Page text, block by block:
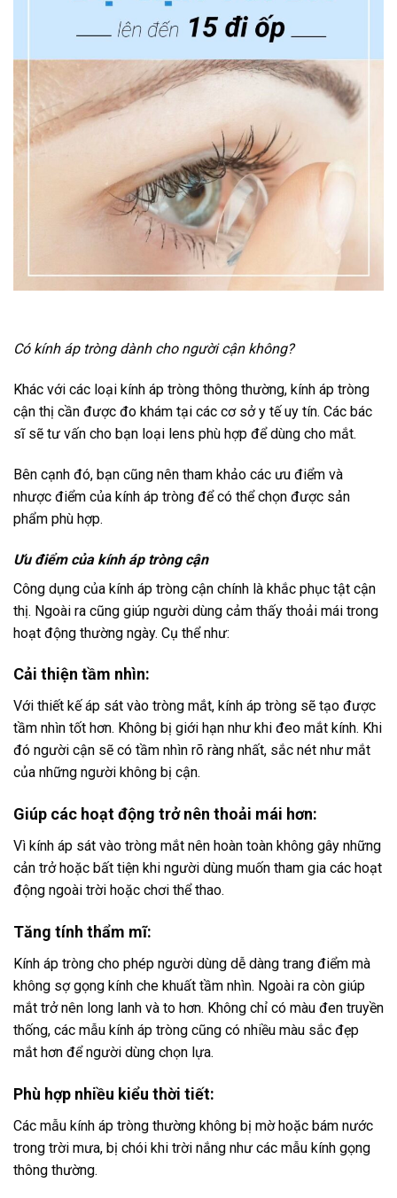
Có kính áp tròng dành cho người cận không?
Khác với các loại kính áp tròng thông thường, kính áp tròng
cận thị cần được đo khám tại các cơ sở y tế uy tín. Các bác
sĩ sẽ tư vấn cho bạn loại lens phù hợp để dùng cho mắt.
Bên cạnh đó, bạn cũng nên tham khảo các ưu điểm và
nhược điểm của kính áp tròng để có thể chọn được sản
phẩm phù hợp.
Ưu điểm của kính áp tròng cận
Công dụng của kính áp tròng cận chính là khắc phục tật cận
thị. Ngoài ra cũng giúp người dùng cảm thấy thoải mái trong
hoạt động thường ngày. Cụ thể như:
Cải thiện tầm nhìn:
Với thiết kế áp sát vào tròng mắt, kính áp tròng sẽ tạo được
tầm nhìn tốt hơn. Không bị giới hạn như khi đeo mắt kính. Khi
đó người cận sẽ có tầm nhìn rõ ràng nhất, sắc nét như mắt
của những người không bị cận.
Giúp các hoạt động trở nên thoải mái hơn:
Vì kính áp sát vào tròng mắt nên hoàn toàn không gây những
cản trở hoặc bất tiện khi người dùng muốn tham gia các hoạt
động ngoài trời hoặc chơi thể thao.
Tăng tính thẩm mĩ:
Kính áp tròng cho phép người dùng dễ dàng trang điểm mà
không sợ gọng kính che khuất tầm nhìn. Ngoài ra còn giúp
mắt trở nên long lanh và to hơn. Không chỉ có màu đen truyền
thống, các mẫu kính áp tròng cũng có nhiều màu sắc đẹp
mắt hơn để người dùng chọn lựa.
Phù hợp nhiều kiểu thời tiết:
Các mẫu kính áp tròng thường không bị mờ hoặc bám nước
trong trời mưa, bị chói khi trời nắng như các mẫu kính gọng
thông thường.